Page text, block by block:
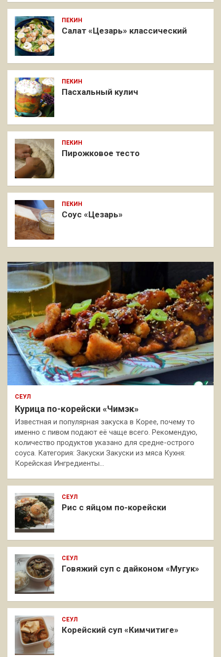
ПЕКИН
Салат «Цезарь» классический
ПЕКИН
Пасхальный кулич
ПЕКИН
Пирожковое тесто
ПЕКИН
Соус «Цезарь»
СЕУЛ
Курица по-корейски «Чимэк»
Известная и популярная закуска в Корее, почему то
именно с пивом подают её чаще всего. Рекомендую,
количество продуктов указано для средне-острого
соуса. Категория: Закуски Закуски из мяса Кухня:
Корейская Ингредиенты…
СЕУЛ
Рис с яйцом по-корейски
СЕУЛ
Говяжий суп с дайконом «Мугук»
СЕУЛ
Корейский суп «Кимчитиге»